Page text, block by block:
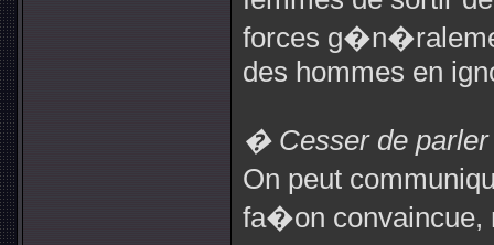
forces
des hommes en
� Cesser de
On peut
fa�on